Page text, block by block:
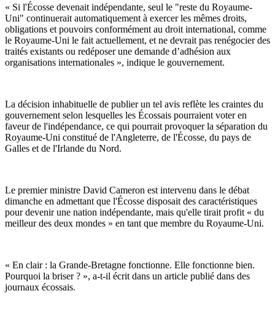
« Si l'Écosse devenait indépendante, seul le "reste du Royaume-
Uni" continuerait automatiquement à exercer les mêmes droits,
obligations et pouvoirs conformément au droit international, comme
le Royaume-Uni le fait actuellement, et ne devrait pas renégocier des
traités existants ou redéposer une demande d’adhésion aux
organisations internationales », indique le gouvernement.
La décision inhabituelle de publier un tel avis reflète les craintes du
gouvernement selon lesquelles les Écossais pourraient voter en
faveur de l'indépendance, ce qui pourrait provoquer la séparation du
Royaume-Uni constitué de l'Angleterre, de l'Écosse, du pays de
Galles et de l'Irlande du Nord.
Le premier ministre David Cameron est intervenu dans le débat
dimanche en admettant que l'Écosse disposait des caractéristiques
pour devenir une nation indépendante, mais qu'elle tirait profit « du
meilleur des deux mondes » en tant que membre du Royaume-Uni.
« En clair : la Grande-Bretagne fonctionne. Elle fonctionne bien.
Pourquoi la briser ? », a-t-il écrit dans un article publié dans des
journaux écossais.